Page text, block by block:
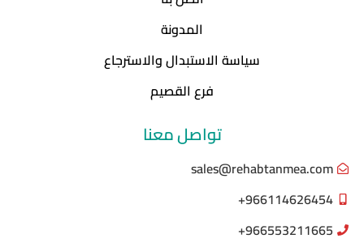
المدونة
سياسة الاستبدال والاسترجاع
فرع القصيم
تواصل معنا
sales@rehabtanmea.com
966114626454+
966553211665+